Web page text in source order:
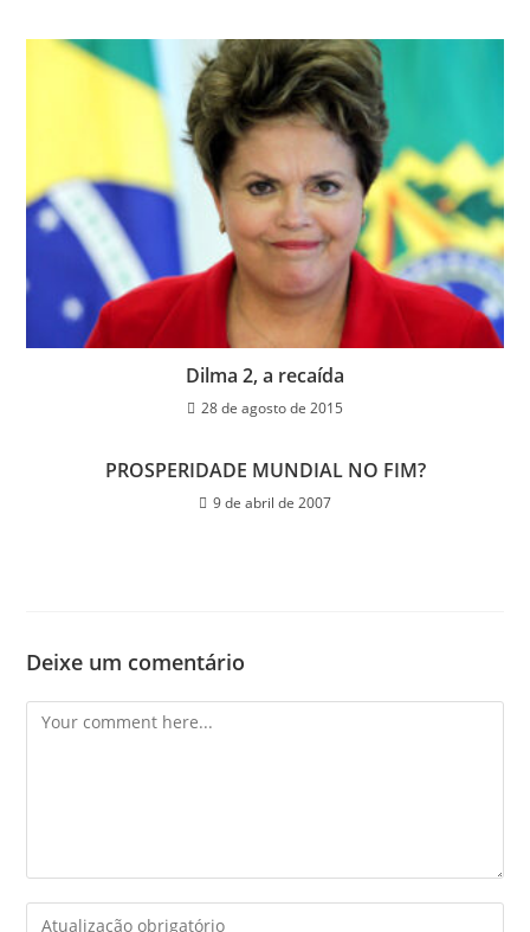
Dilma 2, a recaída
28 de agosto de 2015
PROSPERIDADE MUNDIAL NO FIM?
9 de abril de 2007
Deixe um comentário